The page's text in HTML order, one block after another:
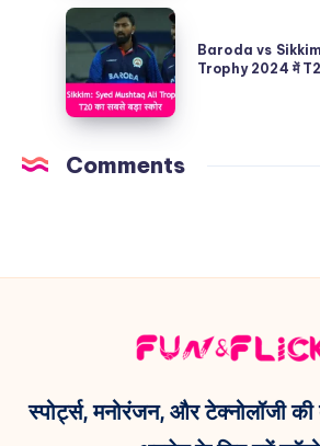
की
चुनौती!
Dravid
का
रिकॉर्ड,
बन
जाएंगे
इस
Triangular
Series
का
BCCI
का
Baroda
vs
Sikkim:
Syed
Ali
स्कोर
Baroda vs
Trophy 2024 में
Comments
स्पोर्ट्स, मनोरंजन, और टेक्नोलॉजी